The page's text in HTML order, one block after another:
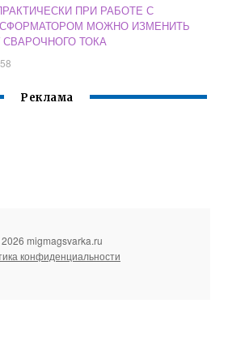
ПРИ РАБОТЕ С
МОЖНО ИЗМЕНИТЬ
СВАРОЧНОГО ТОКА
Реклама
migmagsvarka.ru
конфиденциальности